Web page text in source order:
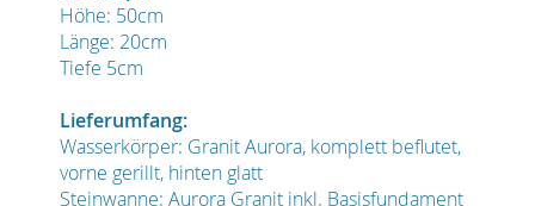
Höhe: 50cm
Länge: 20cm
Tiefe 5cm
Lieferumfang:
Wasserkörper: Granit Aurora, komplett beflutet,
vorne gerillt, hinten glatt
Steinwanne: Aurora Granit inkl. Basisfundament